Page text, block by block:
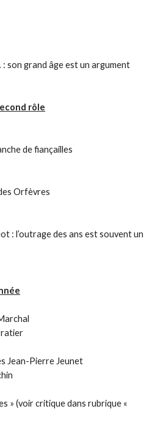
son grand âge est un argument
rôle
de fiançailles
Orfèvres
: l’outrage des ans est souvent un
Jean-Pierre Jeunet
» (voir critique dans rubrique «